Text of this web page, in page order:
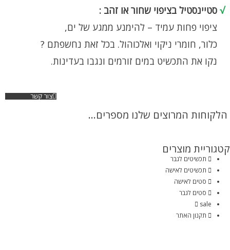
√ סטיינסטיל בציפוי שחור או זהב :
ציפוי פחות עמיד – להימנע ממגע של ים,
כלור, חומרי ניקוי ואלכוהול. בכל זאת נחשפתם ?
נקו את התכשיט במים זורמים ונגבו בעדינות.
צור קשר
הלקוחות המרוצים שלנו מספרים...
קטגוריית מוצרים
תכשיטים לגבר
תכשיטים לאישה
סטים לאישה
סטים לגבר
sale
תקנון האתר